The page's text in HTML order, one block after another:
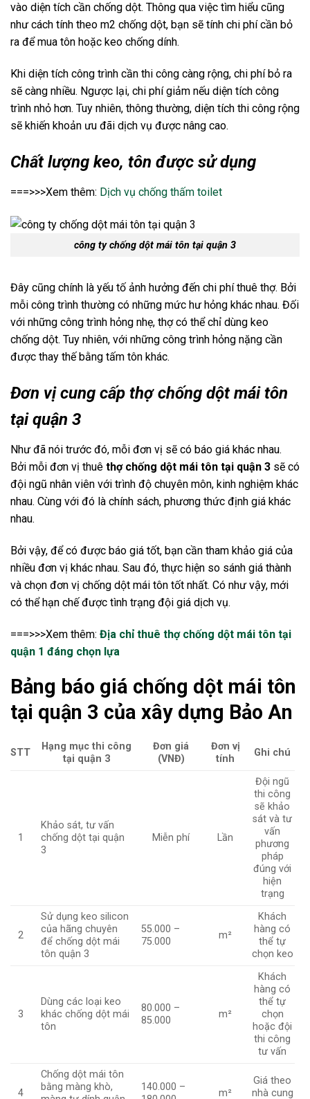
vào diện tích cần chống dột. Thông qua việc tìm hiểu cũng
như cách tính theo m2 chống dột, bạn sẽ tính chi phí cần bỏ
ra để mua tôn hoặc keo chống dính.
Khi diện tích công trình cần thi công càng rộng, chi phí bỏ ra
sẽ càng nhiều. Ngược lại, chi phí giảm nếu diện tích công
trình nhỏ hơn. Tuy nhiên, thông thường, diện tích thi công rộng
sẽ khiến khoản ưu đãi dịch vụ được nâng cao.
Chất lượng keo, tôn được sử dụng
===>>>Xem thêm: Dịch vụ chống thấm toilet
công ty chống dột mái tôn tại quận 3
Đây cũng chính là yếu tố ảnh hưởng đến chi phí thuê thợ. Bởi
mỗi công trình thường có những mức hư hỏng khác nhau. Đối
với những công trình hỏng nhẹ, thợ có thể chỉ dùng keo
chống dột. Tuy nhiên, với những công trình hỏng nặng cần
được thay thế bằng tấm tôn khác.
Đơn vị cung cấp thợ chống dột mái tôn
tại quận 3
Như đã nói trước đó, mỗi đơn vị sẽ có báo giá khác nhau.
Bởi mỗi đơn vị thuê thợ chống dột mái tôn tại quận 3 sẽ có
đội ngũ nhân viên với trình độ chuyên môn, kinh nghiệm khác
nhau. Cùng với đó là chính sách, phương thức định giá khác
nhau.
Bởi vậy, để có được báo giá tốt, bạn cần tham khảo giá của
nhiều đơn vị khác nhau. Sau đó, thực hiện so sánh giá thành
và chọn đơn vị chống dột mái tôn tốt nhất. Có như vậy, mới
có thể hạn chế được tình trạng đội giá dịch vụ.
===>>>Xem thêm: Địa chỉ thuê thợ chống dột mái tôn tại
quận 1 đáng chọn lựa
Bảng báo giá chống dột mái tôn
tại quận 3 của xây dựng Bảo An
STT
Hạng mục thi công
tại quận 3
Đơn giá
(VNĐ)
Đơn vị
tính
Ghi chú
1
Khảo sát, tư vấn
chống dột tại quận
3
Miễn phí Lần
Đội ngũ
thi công
sẽ khảo
sát và tư
vấn
phương
pháp
đúng với
hiện
trạng
2
Sử dụng keo silicon
của hãng chuyên
để chống dột mái
tôn quận 3
55.000 –
75.000
m²
Khách
hàng có
thể tự
chọn keo
3
Dùng các loại keo
khác chống dột mái
tôn
80.000 –
85.000
m²
Khách
hàng có
thể tự
chọn
hoặc đội
thi công
tư vấn
4
Chống dột mái tôn
bằng màng khò,
140.000 –
m²
Giá theo
nhà cung